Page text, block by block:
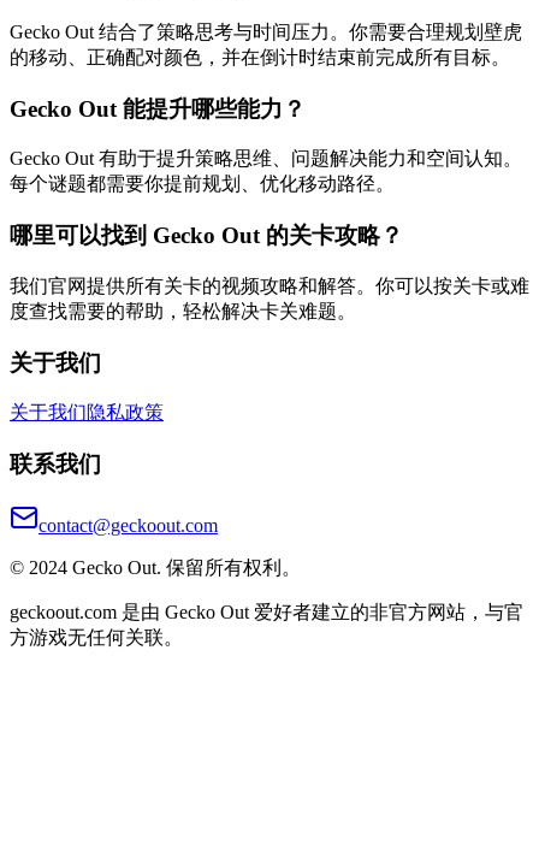
Gecko Out 结合了策略思考与时间压力。你需要合理规划壁虎
的移动、正确配对颜色，并在倒计时结束前完成所有目标。
Gecko Out 能提升哪些能力？
Gecko Out 有助于提升策略思维、问题解决能力和空间认知。
每个谜题都需要你提前规划、优化移动路径。
哪里可以找到 Gecko Out 的关卡攻略？
我们官网提供所有关卡的视频攻略和解答。你可以按关卡或难
度查找需要的帮助，轻松解决卡关难题。
关于我们
关于我们隐私政策
联系我们
contact@geckoout.com
© 2024 Gecko Out. 保留所有权利。
geckoout.com 是由 Gecko Out 爱好者建立的非官方网站，与官
方游戏无任何关联。